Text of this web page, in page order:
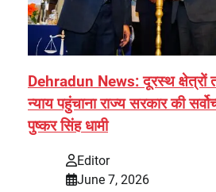
Dehradun News: दूरस्थ
न्याय पहुंचाना राज्य सरकार की
पुष्कर सिंह धामी
Editor
June 7, 2026